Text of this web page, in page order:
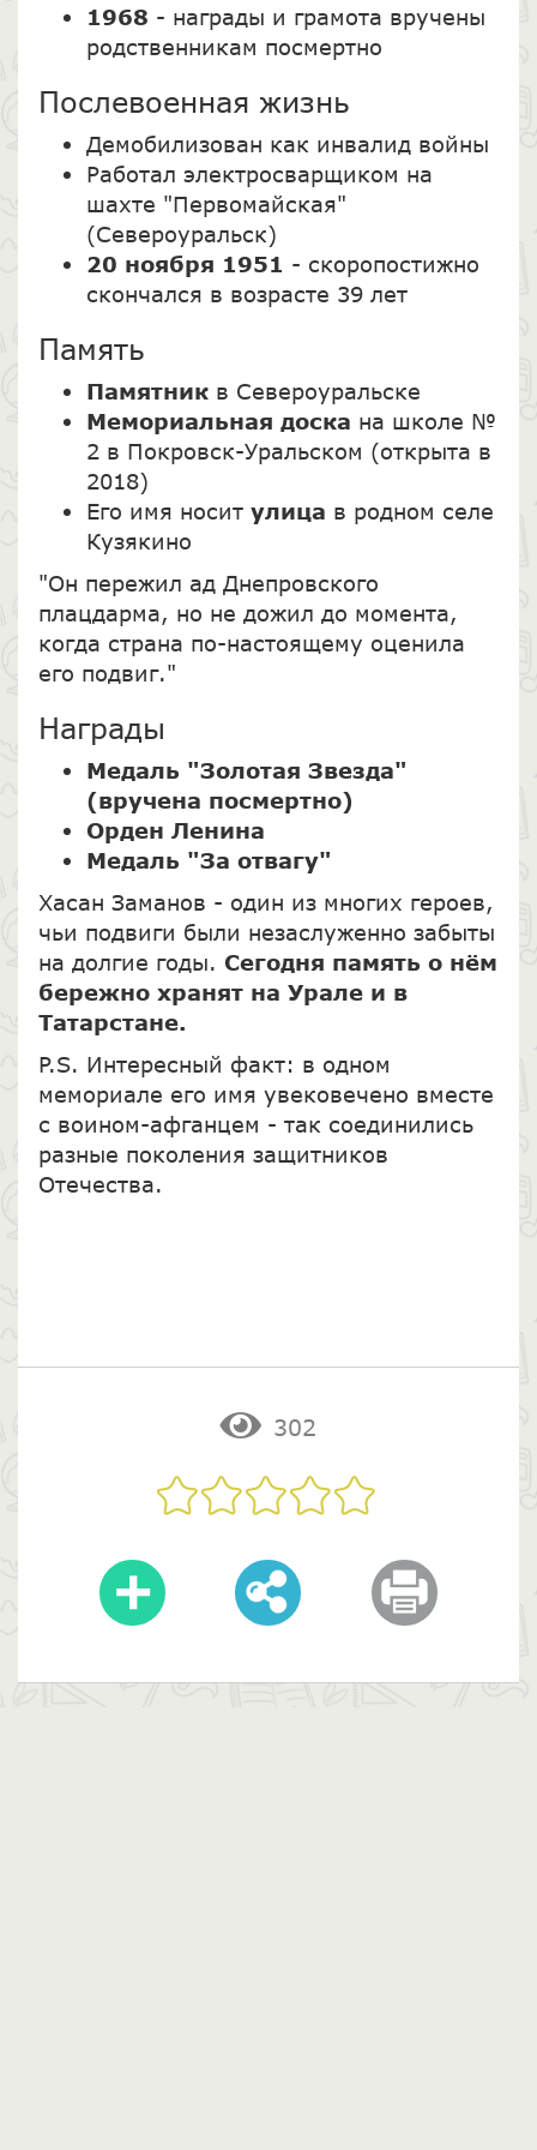
1968 - награды и грамота вручены
родственникам посмертно
Послевоенная жизнь
Демобилизован как инвалид войны
Работал электросварщиком на
шахте "Первомайская"
(Североуральск)
20 ноября 1951 - скоропостижно
скончался в возрасте 39 лет
Память
Памятник в Североуральске
Мемориальная доска на школе №
2 в Покровск-Уральском (открыта в
2018)
Его имя носит улица в родном селе
Кузякино
"Он пережил ад Днепровского
плацдарма, но не дожил до момента,
когда страна по-настоящему оценила
его подвиг."
Награды
Медаль "Золотая Звезда"
(вручена посмертно)
Орден Ленина
Медаль "За отвагу"
Хасан Заманов - один из многих героев,
чьи подвиги были незаслуженно забыты
на долгие годы. Сегодня память о нём
бережно хранят на Урале и в
Татарстане.
P.S. Интересный факт: в одном
мемориале его имя увековечено вместе
с воином-афганцем - так соединились
разные поколения защитников
Отечества.
302